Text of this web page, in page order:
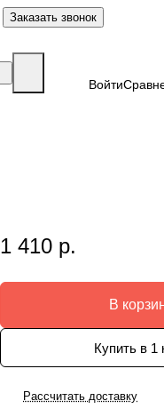
Заказать звонок
Войти
1 410 р.
В
Купить в 1
Рассчитать доставку